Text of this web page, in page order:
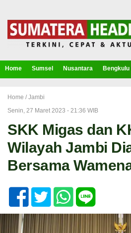
Home Sumsel Nusantara
Home / Jambi
Senin, 27 Maret 2023 - 21:36 WIB
SKK Migas dan
Wilayah Jambi
Bersama